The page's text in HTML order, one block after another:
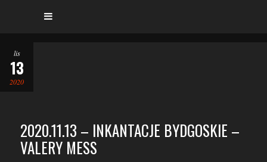
lis
13
2020
2020.11.13 – INKANTACJE BYDGOSKIE –
VALERY MESS